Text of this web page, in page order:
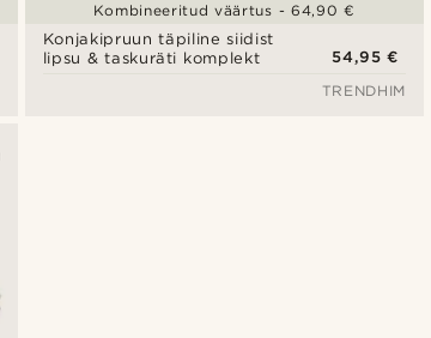
Konjakipruun täpiline siidist
lipsu & taskuräti komplekt
54,95 €
Kombineeritud väärtus - 64,90 €
TRENDHIM